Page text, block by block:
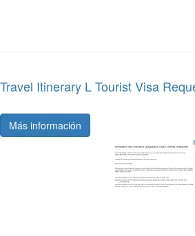
Travel Itinerary L Tourist Visa
Más información